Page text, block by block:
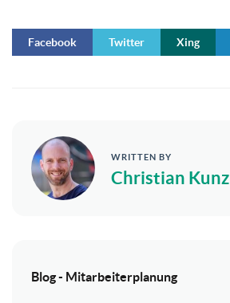
Facebook Twitter Xing
WRITTEN BY
Christian Kunz
Blog - Mitarbeiterplanung